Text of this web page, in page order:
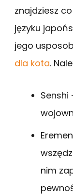
znajdziesz
języku
jego
dla kota.
Senshi
nim